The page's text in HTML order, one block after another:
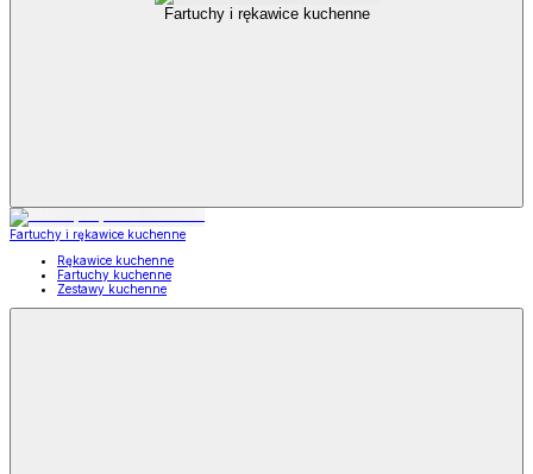
Fartuchy i rękawice kuchenne
Fartuchy i rękawice kuchenne
Rękawice kuchenne
Fartuchy kuchenne
Zestawy kuchenne